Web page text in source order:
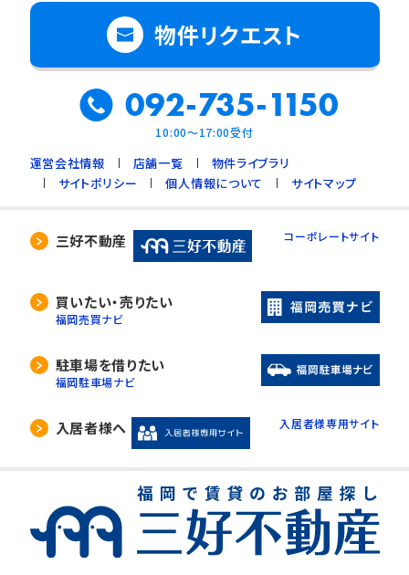
物件リクエスト
092-735-1150
10:00～17:00受付
運営会社情報 店舗一覧
物件ライブラリ
サイトポリシー
個人情報について サイトマップ
三好不動産 コーポレートサイト
買いたい・売りたい
福岡売買ナビ
駐車場を借りたい
福岡駐車場ナビ
入居者様へ 入居者様専用サイト